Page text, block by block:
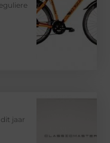
jaar